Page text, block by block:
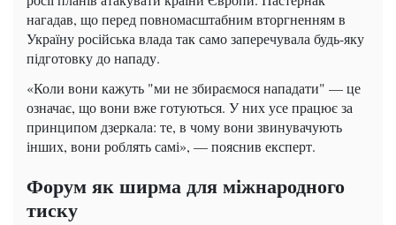
нагадав, що перед повномасштабним вторгненням в
Україну російська влада так само заперечувала будь-яку
підготовку до нападу.
«Коли вони кажуть "ми не збираємося нападати" — це
означає, що вони вже готуються. У них усе працює за
принципом дзеркала: те, в чому вони звинувачують
інших, вони роблять самі», — пояснив експерт.
Форум як ширма для міжнародного
тиску